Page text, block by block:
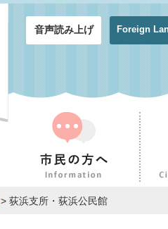
音声読み上げ Foreign
> 荻浜支所・荻浜公民館